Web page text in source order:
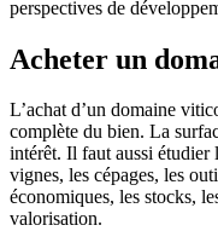
perspectives de
Acheter un
L’achat d’un domaine
complète du bien. La
intérêt. Il faut aussi étudier
vignes, les cépages, les
économiques, les stocks,
valorisation.